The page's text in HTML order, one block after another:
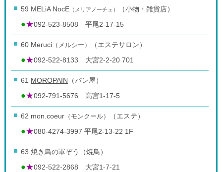
59 MELiA NocE （メリアノーチェ） （小物・雑貨店）
●★092-523-8508 平尾2-17-15
60 Meruci（メルシー） （エステサロン）
●★092-522-8133 大宮2-2-20 701
61 MOROPAIN （パン屋）
●★092-791-5676 高宮1-17-5
62 mon.coeur（モンクール） （エステ）
●★080-4274-3997 平尾2-13-22 1F
63 焼き鳥の軍ぞう（焼鳥）
●★092-522-2868 大宮1-7-21